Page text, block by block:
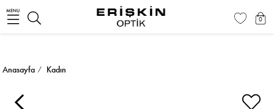
MENU
0
Anasayfa Kadın